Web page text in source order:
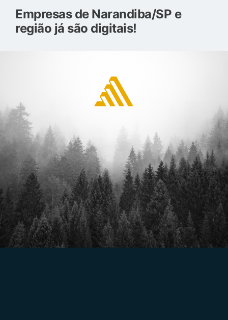
Empresas de Narandiba/SP e
região já são digitais!